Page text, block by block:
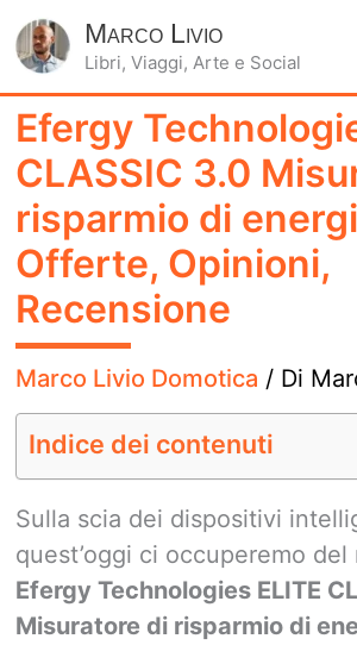
Marco Livio
Libri, Viaggi, Arte e Social
Efergy
CLASSIC 3.0
risparmio di
Offerte, Opinioni,
Recensione
Marco Livio Domotica / Di
Indice dei contenuti
Sulla scia dei dispositivi
quest’oggi ci occuperemo del
Efergy Technologies ELITE
Misuratore di risparmio di